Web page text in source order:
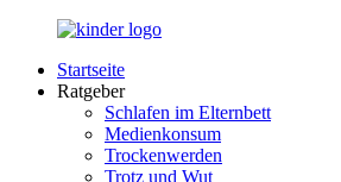
Zurück
Inhalt
LuckyKids.de
Das
Nachwuchs
Startseite
Ratgeber
Schlafen im Elternbett
Medienkonsum
Trockenwerden
Trotz und Wut